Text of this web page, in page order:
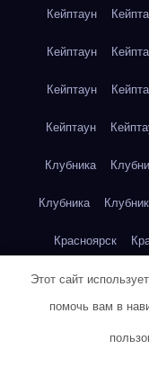
Кейптаун
Кейптаун
Кейптаун
Кейптаун
Клубника
Клубника
Красноярск
Красноярск
Этот сайт
помочь вам в